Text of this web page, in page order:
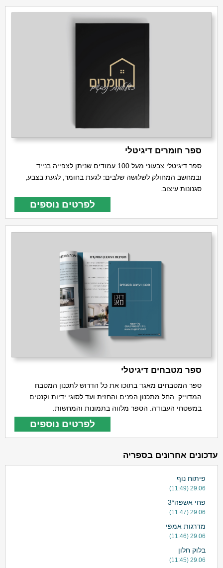
ספר חומרים דיגיטלי
ספר דיגיטלי צבעוני מעל 100 עמודים שניתן לצפייה בנייד
ובמחשב המחולק לשלושה שלבים: לגעת בחומר, לגעת בצבע,
סגנונות עיצוב.
לפרטים נוספים
ספר מטבחים דיגיטלי
ספר המטבחים מאגד בתוכו את כל הדרוש לתכנון המטבח
המדוייק. החל מתכנון הפנים והחזית ועד לסוגי ידיות וקנטים
במשטחי העבודה. הספר מלווה בתמונות והמחשות.
לפרטים נוספים
עדכונים אחרונים בספריה
פיתוח נוף
29.06 (11:49)
פחי אשפה*3
29.06 (11:47)
מדרגות אמפי
29.06 (11:46)
בלוק חלון
29.06 (11:45)